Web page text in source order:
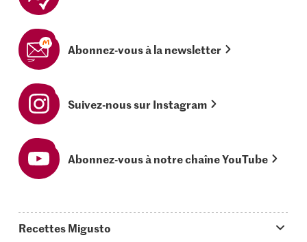
Abonnez-vous à la newsletter
Suivez-nous sur Instagram
Abonnez-vous à notre chaîne YouTube
Recettes Migusto